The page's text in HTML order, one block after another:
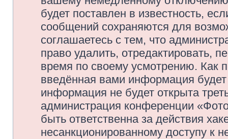
будет поставлен в известность,
сообщений сохраняются для
соглашаетесь с тем, что
право удалить, отредактировать,
время по своему усмотрению. Как
введённая вами информация
информация не будет открыта
администрация конференции
быть ответственна за действия
несанкционированному доступу к